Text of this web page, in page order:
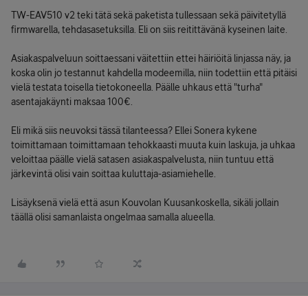
TW-EAV510 v2 teki tätä sekä paketista tullessaan sekä päivitetyllä
firmwarella, tehdasasetuksilla. Eli on siis reitittävänä kyseinen laite.
Asiakaspalveluun soittaessani väitettiin ettei häiriöitä linjassa näy, ja
koska olin jo testannut kahdella modeemilla, niin todettiin että pitäisi
vielä testata toisella tietokoneella. Päälle uhkaus että "turha"
asentajakäynti maksaa 100€.
Eli mikä siis neuvoksi tässä tilanteessa? Ellei Sonera kykene
toimittamaan toimittamaan tehokkaasti muuta kuin laskuja, ja uhkaa
veloittaa päälle vielä satasen asiakaspalvelusta, niin tuntuu että
järkevintä olisi vain soittaa kuluttaja-asiamiehelle.
Lisäyksenä vielä että asun Kouvolan Kuusankoskella, sikäli jollain
täällä olisi samanlaista ongelmaa samalla alueella.